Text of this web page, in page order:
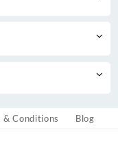
& Conditions Blog